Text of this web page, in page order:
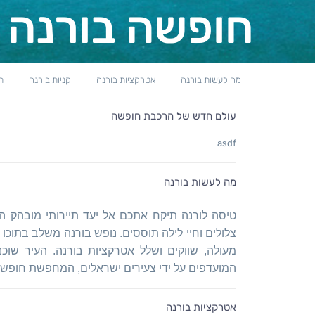
מה לעשות בורנה אטרקציות בורנה קניות בורנה
חופשה בורנה
עולם חדש של הרכבת חופשה
asdf
מה לעשות בורנה
טיסה לורנה תיקח אתכם אל יעד תיירותי מובהק
צלולים וחיי לילה תוססים. נופש בורנה משלב
מעולה, שווקים ושלל אטרקציות בורנה. העיר
המועדפים על ידי צעירים ישראלים, המחפשת
אטרקציות בורנה